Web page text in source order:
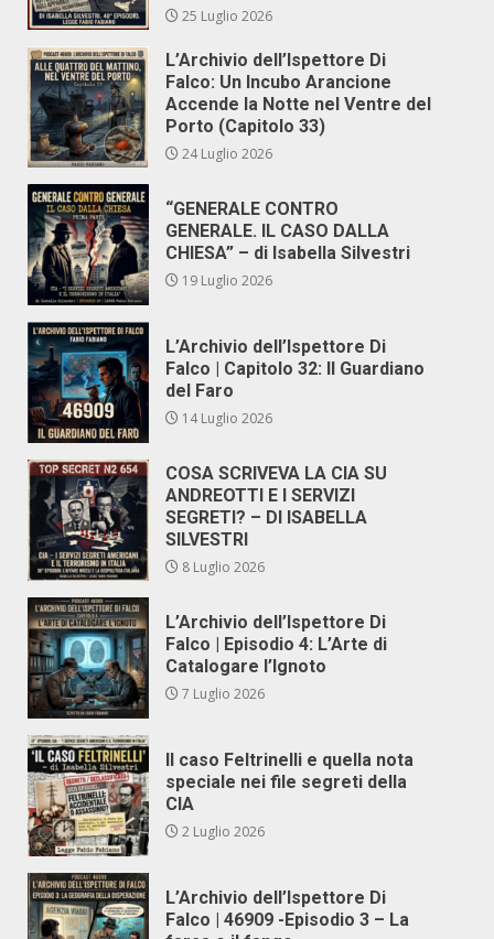
25 Luglio 2026
L’Archivio dell’Ispettore Di
Falco: Un Incubo Arancione
Accende la Notte nel Ventre del
Porto (Capitolo 33)
24 Luglio 2026
“GENERALE CONTRO
GENERALE. IL CASO DALLA
CHIESA” – di Isabella Silvestri
19 Luglio 2026
L’Archivio dell’Ispettore Di
Falco | Capitolo 32: Il Guardiano
del Faro
14 Luglio 2026
COSA SCRIVEVA LA CIA SU
ANDREOTTI E I SERVIZI
SEGRETI? – DI ISABELLA
SILVESTRI
8 Luglio 2026
L’Archivio dell’Ispettore Di
Falco | Episodio 4: L’Arte di
Catalogare l’Ignoto
7 Luglio 2026
Il caso Feltrinelli e quella nota
speciale nei file segreti della
CIA
2 Luglio 2026
L’Archivio dell’Ispettore Di
Falco | 46909 -Episodio 3 – La